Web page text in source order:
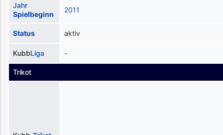
Jahr
Spielbeginn
2011
Status aktiv
KubbLiga -
Trikot